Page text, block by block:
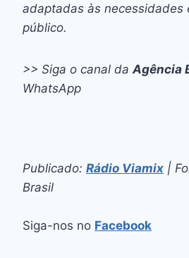
adaptadas às necessidades
público.
>> Siga o canal da Agência
WhatsApp
Publicado: Rádio Viamix |
Brasil
Siga-nos no Facebook